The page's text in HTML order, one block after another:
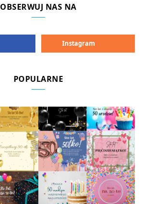
OBSERWUJ NAS NA
Instagram
POPULARNE